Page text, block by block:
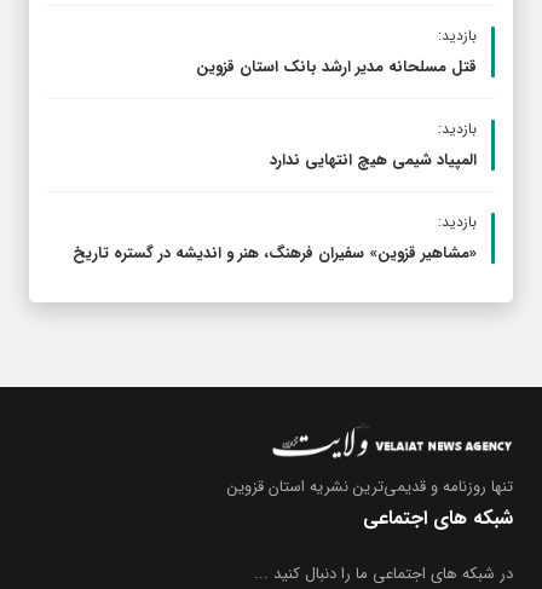
بازدید:
قتل مسلحانه مدیر ارشد بانک استان قزوین
بازدید:
المپیاد شیمی هیچ انتهایی ندارد
بازدید:
«مشاهیر قزوین» سفیران فرهنگ، هنر و اندیشه در گستره تاریخ
تنها روزنامهو قدیمی‌ترین نشریه استان قزوین
شبکه های اجتماعی
در شبکه های اجتماعی ما را دنبال کنید ...